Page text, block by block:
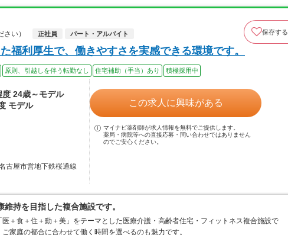
い）
正社員 パート・アルバイト 保存する
福利厚生で、働きやすさを実感できる環境です。
原則、引越しを伴う転勤なし 住宅補助（手当）あり 積極採用中
度 24歳～モデル
モデル
古屋市営地下鉄桜通線
この求人に興味がある
マイナビ薬剤師が求人情報を無料でご提供します。
薬局・病院等への直接応募・問い合わせではありません
のでご安心ください。
持を目指した複合施設です。
＋食＋住＋動＋美」をテーマとした医療介護・高齢者住宅・フィットネス複合施設で
家庭の都合に合わせて働く時間を選べるのも魅力です。